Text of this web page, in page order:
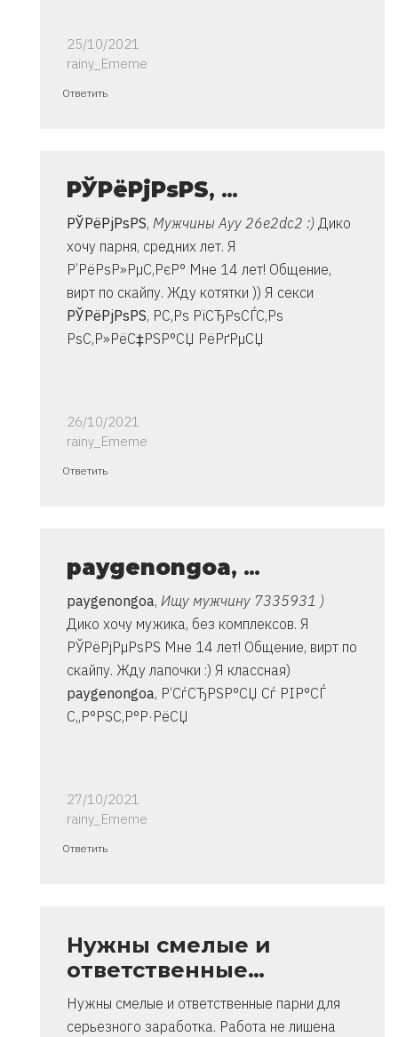
25/10/2021
rainy_Ememe
Ответ
очень
Владимир
Ответить
РЎРёРјРѕРЅ, …
РЎРёРјРѕРЅ, Мужчины Ауу 26e2dc2 :) Дико
хочу парня, средних лет. Я
Р’РёРѕР»РµС‚РєР° Мне 14 лет! Общение,
вирт по скайпу. Жду котятки )) Я секси
РЎРёРјРѕРЅ, Р­С‚Рѕ РїСЂРѕСЃС‚Рѕ
РѕС‚Р»РёС‡РЅР°СЏ РёРґРµСЏ
26/10/2021
rainy_Ememe
Ответ
очень
от
Владимир
Ответить
paygenongoa, …
paygenongoa, Ищу мужчину 7335931 )
Дико хочу мужика, без комплексов. Я
РЎРёРјРµРѕРЅ Мне 14 лет! Общение, вирт по
скайпу. Жду лапочки :) Я классная)
paygenongoa, Р‘СѓСЂРЅР°СЏ Сѓ РІР°СЃ
С„Р°РЅС‚Р°Р·РёСЏ
27/10/2021
rainy_Ememe
Ответ
очень
от
Ответить
Нужны смелые и
ответственные…
Нужны смелые и ответственные парни для
серьезного заработка. Работа не лишена